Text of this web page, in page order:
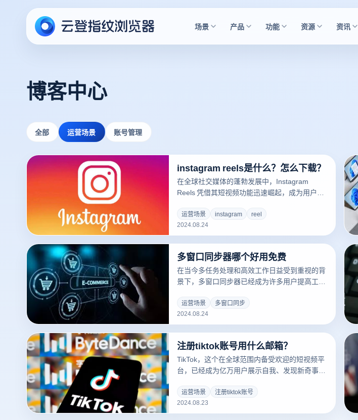
场景 产品 功能 资源 资讯
博客中心
全部 运营场景 账号管理
instagram reels是什么？怎么下载？
在全球社交媒体的蓬勃发展中，Instagram
Reels 凭借其短视频功能迅速崛起，成为用户展
Reels 允许用户制作和分享最长 60 秒的短视
频，这些视频可以结合音乐、特效和文本，旨在
提供一个展示个人才华、分享生活瞬间或进行创
在平台上展示短视频内容、参与挑战和流行趋势
的关键方式。
运营场景 instagram
reel
2024.08.24
多窗口同步器哪个好用免费
在当今多任务处理和高效工作日益受到重视的背
景下，多窗口同步器已经成为许多用户提高工作
简化操作流程，节省宝贵的时间，无论是复杂的
对比分析、跨应用操作还是简单的多任务处理。
市面上有很多免费的多窗同步器工具，提供不同
得一试呢？接下来，我们将讨论一些口碑好、功
能实用的免费同步器，帮助您选择最适合自己的
工具。
运营场景
多窗口同步
2024.08.24
注册tiktok账号用什么邮箱？
TikTok，这个在全球范围内备受欢迎的短视频平
台，已经成为亿万用户展示自我、发现新奇事物
用户来说，如何顺利注册TikTok账户仍然是一个
挑战。在注册过程中，关于“哪些电子邮件可以
用于注册TikTok”和“如何使用电子邮件注册
运营场景
注册tiktok账号
2024.08.23